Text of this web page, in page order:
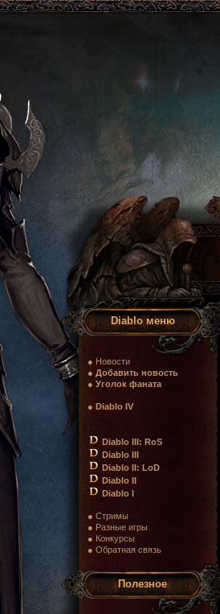
Diablo меню
● Новости
● Добавить новость
● Уголок фаната
● Diablo IV
Diablo III: RoS
Diablo III
Diablo II: LoD
Diablo II
Diablo I
● Стримы
● Разные игры
● Конкурсы
● Обратная связь
Полезное